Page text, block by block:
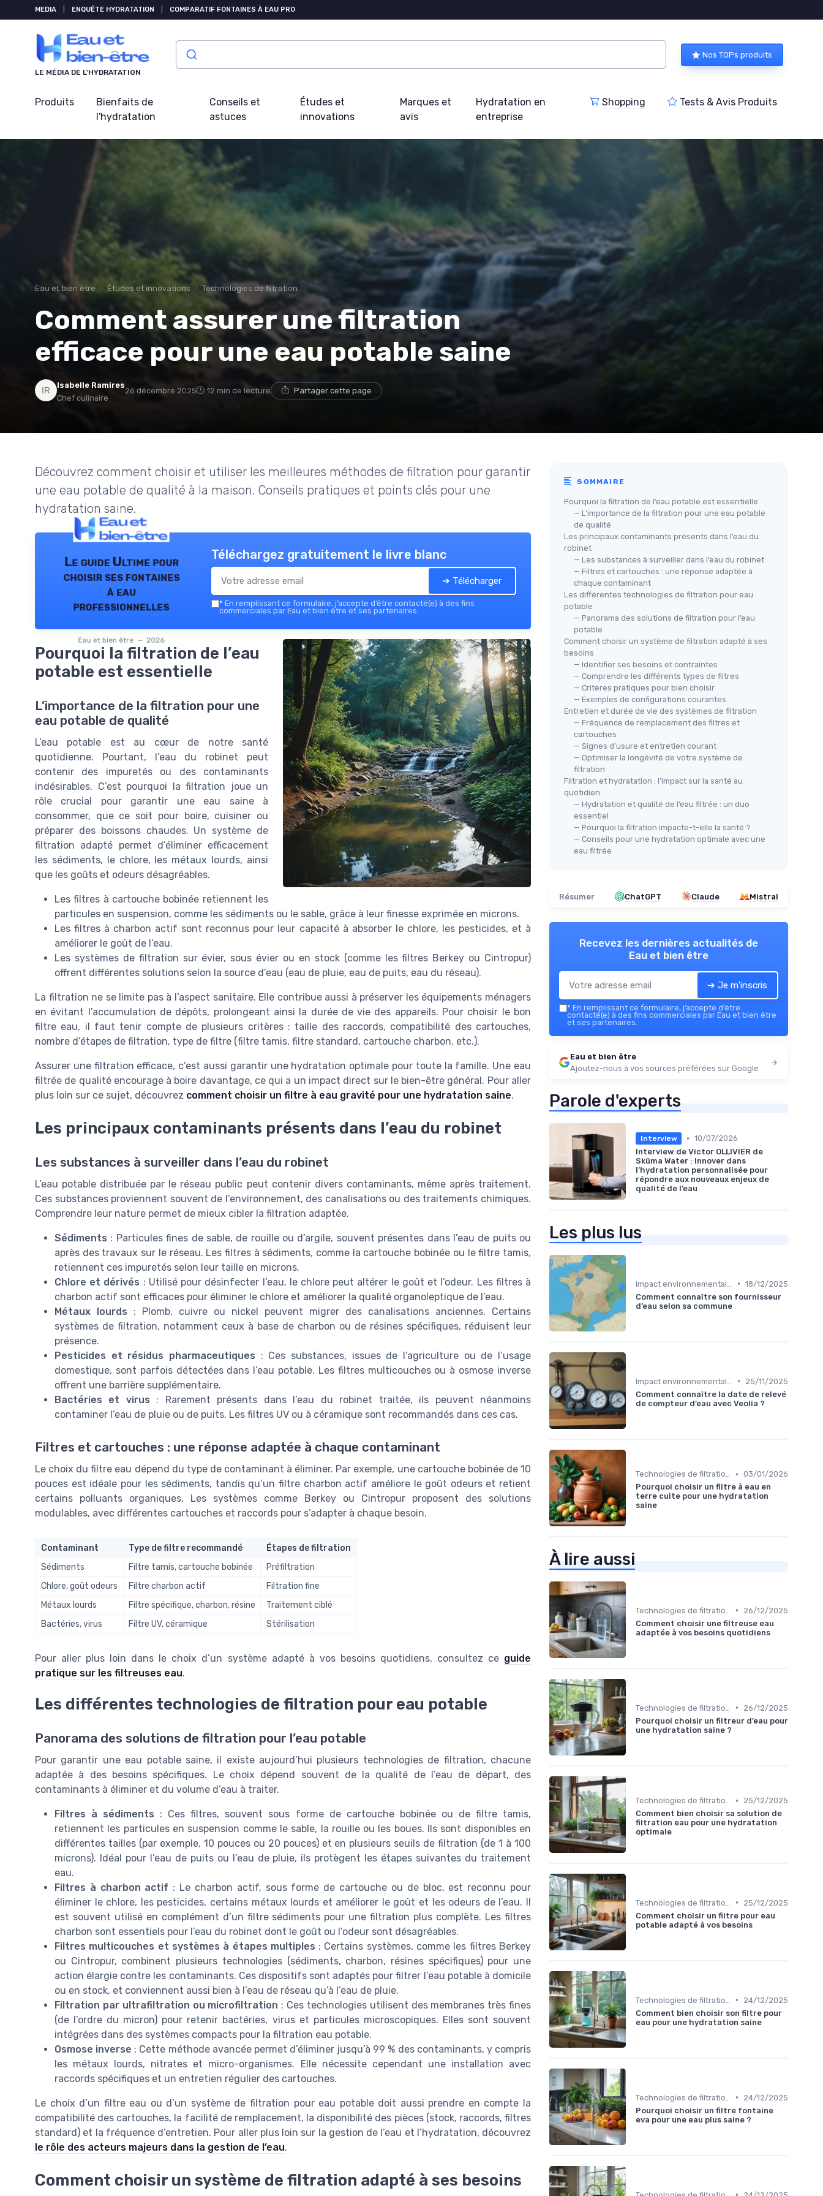
MEDIA ENQUÊTE HYDRATATION COMPARATIF FONTAINES À EAU PRO
LE MÉDIA DE L'HYDRATATION
Nos TOPs produits
Produits
Bienfaits de
l'hydratation
Conseils et
astuces
Études et
innovations
Marques et
avis
Hydratation en
entreprise
Shopping Tests & Avis Produits
Eau et bien être Études et innovations Technologies de filtration
Comment assurer une filtration
efficace pour une eau potable saine
Isabelle Ramires
Chef culinaire
26 décembre 2025 12 min de lecture Partager cette page
Découvrez comment choisir et utiliser les meilleures méthodes de filtration pour garantir
une eau potable de qualité à la maison. Conseils pratiques et points clés pour une
hydratation saine.
Le guide Ultime pour
choisir ses fontaines
à eau
professionnelles
Eau et bien être — 2026
Téléchargez gratuitement le livre blanc
➔ Télécharger
* En remplissant ce formulaire, j’accepte d’être contacté(e) à des fins
commerciales par Eau et bien être et ses partenaires.
Pourquoi la filtration de l’eau
potable est essentielle
L’importance de la filtration pour une
eau potable de qualité
L’eau potable est au cœur de notre santé
quotidienne. Pourtant, l’eau du robinet peut
contenir des impuretés ou des contaminants
indésirables. C’est pourquoi la filtration joue un
rôle crucial pour garantir une eau saine à
consommer, que ce soit pour boire, cuisiner ou
préparer des boissons chaudes. Un système de
filtration adapté permet d’éliminer efficacement
les sédiments, le chlore, les métaux lourds, ainsi
que les goûts et odeurs désagréables.
Les filtres à cartouche bobinée retiennent les
particules en suspension, comme les sédiments ou le sable, grâce à leur finesse exprimée en microns.
Les filtres à charbon actif sont reconnus pour leur capacité à absorber le chlore, les pesticides, et à
améliorer le goût de l’eau.
Les systèmes de filtration sur évier, sous évier ou en stock (comme les filtres Berkey ou Cintropur)
offrent différentes solutions selon la source d’eau (eau de pluie, eau de puits, eau du réseau).
La filtration ne se limite pas à l’aspect sanitaire. Elle contribue aussi à préserver les équipements ménagers
en évitant l’accumulation de dépôts, prolongeant ainsi la durée de vie des appareils. Pour choisir le bon
filtre eau, il faut tenir compte de plusieurs critères : taille des raccords, compatibilité des cartouches,
nombre d’étapes de filtration, type de filtre (filtre tamis, filtre standard, cartouche charbon, etc.).
Assurer une filtration efficace, c’est aussi garantir une hydratation optimale pour toute la famille. Une eau
filtrée de qualité encourage à boire davantage, ce qui a un impact direct sur le bien-être général. Pour aller
plus loin sur ce sujet, découvrez comment choisir un filtre à eau gravité pour une hydratation saine.
Les principaux contaminants présents dans l’eau du robinet
Les substances à surveiller dans l’eau du robinet
L’eau potable distribuée par le réseau public peut contenir divers contaminants, même après traitement.
Ces substances proviennent souvent de l’environnement, des canalisations ou des traitements chimiques.
Comprendre leur nature permet de mieux cibler la filtration adaptée.
Sédiments : Particules fines de sable, de rouille ou d’argile, souvent présentes dans l’eau de puits ou
après des travaux sur le réseau. Les filtres à sédiments, comme la cartouche bobinée ou le filtre tamis,
retiennent ces impuretés selon leur taille en microns.
Chlore et dérivés : Utilisé pour désinfecter l’eau, le chlore peut altérer le goût et l’odeur. Les filtres à
charbon actif sont efficaces pour éliminer le chlore et améliorer la qualité organoleptique de l’eau.
Métaux lourds : Plomb, cuivre ou nickel peuvent migrer des canalisations anciennes. Certains
systèmes de filtration, notamment ceux à base de charbon ou de résines spécifiques, réduisent leur
présence.
Pesticides et résidus pharmaceutiques : Ces substances, issues de l’agriculture ou de l’usage
domestique, sont parfois détectées dans l’eau potable. Les filtres multicouches ou à osmose inverse
offrent une barrière supplémentaire.
Bactéries et virus : Rarement présents dans l’eau du robinet traitée, ils peuvent néanmoins
contaminer l’eau de pluie ou de puits. Les filtres UV ou à céramique sont recommandés dans ces cas.
Filtres et cartouches : une réponse adaptée à chaque contaminant
Le choix du filtre eau dépend du type de contaminant à éliminer. Par exemple, une cartouche bobinée de 10
pouces est idéale pour les sédiments, tandis qu’un filtre charbon actif améliore le goût odeurs et retient
certains polluants organiques. Les systèmes comme Berkey ou Cintropur proposent des solutions
modulables, avec différentes cartouches et raccords pour s’adapter à chaque besoin.
Contaminant Type de filtre recommandé
Étapes de filtration
Sédiments
Filtre tamis, cartouche bobinée
Préfiltration
Chlore, goût odeurs
Filtre charbon actif
Filtration fine
Métaux lourds
Filtre spécifique, charbon, résine
Traitement ciblé
Bactéries, virus
Filtre UV, céramique Stérilisation
Pour aller plus loin dans le choix d’un système adapté à vos besoins quotidiens, consultez ce guide
pratique sur les filtreuses eau.
Les différentes technologies de filtration pour eau potable
Panorama des solutions de filtration pour l’eau potable
Pour garantir une eau potable saine, il existe aujourd’hui plusieurs technologies de filtration, chacune
adaptée à des besoins spécifiques. Le choix dépend souvent de la qualité de l’eau de départ, des
contaminants à éliminer et du volume d’eau à traiter.
Filtres à sédiments : Ces filtres, souvent sous forme de cartouche bobinée ou de filtre tamis,
retiennent les particules en suspension comme le sable, la rouille ou les boues. Ils sont disponibles en
différentes tailles (par exemple, 10 pouces ou 20 pouces) et en plusieurs seuils de filtration (de 1 à 100
microns). Idéal pour l’eau de puits ou l’eau de pluie, ils protègent les étapes suivantes du traitement
eau.
Filtres à charbon actif : Le charbon actif, sous forme de cartouche ou de bloc, est reconnu pour
éliminer le chlore, les pesticides, certains métaux lourds et améliorer le goût et les odeurs de l’eau. Il
est souvent utilisé en complément d’un filtre sédiments pour une filtration plus complète. Les filtres
charbon sont essentiels pour l’eau du robinet dont le goût ou l’odeur sont désagréables.
Filtres multicouches et systèmes à étapes multiples : Certains systèmes, comme les filtres Berkey
ou Cintropur, combinent plusieurs technologies (sédiments, charbon, résines spécifiques) pour une
action élargie contre les contaminants. Ces dispositifs sont adaptés pour filtrer l’eau potable à domicile
ou en stock, et conviennent aussi bien à l’eau de réseau qu’à l’eau de pluie.
Filtration par ultrafiltration ou microfiltration : Ces technologies utilisent des membranes très fines
(de l’ordre du micron) pour retenir bactéries, virus et particules microscopiques. Elles sont souvent
intégrées dans des systèmes compacts pour la filtration eau potable.
Osmose inverse : Cette méthode avancée permet d’éliminer jusqu’à 99 % des contaminants, y compris
les métaux lourds, nitrates et micro-organismes. Elle nécessite cependant une installation avec
raccords spécifiques et un entretien régulier des cartouches.
Le choix d’un filtre eau ou d’un système de filtration pour eau potable doit aussi prendre en compte la
compatibilité des cartouches, la facilité de remplacement, la disponibilité des pièces (stock, raccords, filtres
standard) et la fréquence d’entretien. Pour aller plus loin sur la gestion de l’eau et l’hydratation, découvrez
le rôle des acteurs majeurs dans la gestion de l’eau.
Comment choisir un système de filtration adapté à ses besoins
SOMMAIRE
Pourquoi la filtration de l’eau potable est essentielle
— L’importance de la filtration pour une eau potable
de qualité
Les principaux contaminants présents dans l’eau du
robinet
— Les substances à surveiller dans l’eau du robinet
— Filtres et cartouches : une réponse adaptée à
chaque contaminant
Les différentes technologies de filtration pour eau
potable
— Panorama des solutions de filtration pour l’eau
potable
Comment choisir un système de filtration adapté à ses
besoins
— Identifier ses besoins et contraintes
— Comprendre les différents types de filtres
— Critères pratiques pour bien choisir
— Exemples de configurations courantes
Entretien et durée de vie des systèmes de filtration
— Fréquence de remplacement des filtres et
cartouches
— Signes d’usure et entretien courant
— Optimiser la longévité de votre système de
filtration
Filtration et hydratation : l’impact sur la santé au
quotidien
— Hydratation et qualité de l’eau filtrée : un duo
essentiel
— Pourquoi la filtration impacte-t-elle la santé ?
— Conseils pour une hydratation optimale avec une
eau filtrée
Résumer ChatGPT Claude Mistral
Recevez les dernières actualités de
Eau et bien être
➔ Je m'inscris
* En remplissant ce formulaire, j’accepte d’être
contacté(e) à des fins commerciales par Eau et bien être
et ses partenaires.
Eau et bien être
Ajoutez-nous à vos sources préférées sur Google
Parole d'experts
Interview • 10/07/2026
Interview de Victor OLLIVIER de
Sküma Water : Innover dans
l’hydratation personnalisée pour
répondre aux nouveaux enjeux de
qualité de l’eau
Les plus lus
• 18/12/2025
Comment connaître son fournisseur
d’eau selon sa commune
•
25/11/2025
Comment connaître la date de relevé
de compteur d’eau avec Veolia ?
Technologies de filtration • 03/01/2026
Pourquoi choisir un filtre à eau en
terre cuite pour une hydratation
saine
À lire aussi
•
26/12/2025
Comment choisir une filtreuse eau
adaptée à vos besoins quotidiens
•
26/12/2025
Pourquoi choisir un filtreur d’eau pour
une hydratation saine ?
Technologies de filtration •
25/12/2025
Comment bien choisir sa solution de
filtration eau pour une hydratation
optimale
•
25/12/2025
Comment choisir un filtre pour eau
potable adapté à vos besoins
•
24/12/2025
Comment bien choisir son filtre pour
eau pour une hydratation saine
•
24/12/2025
Pourquoi choisir un filtre fontaine
eva pour une eau plus saine ?
Panneau de gestion des cookies